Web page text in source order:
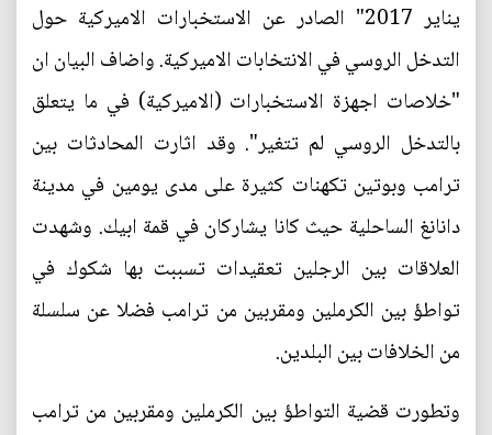
يناير 2017" الصادر عن الاستخبارات الاميركية حول
التدخل الروسي في الانتخابات الاميركية. واضاف البيان ان
"خلاصات اجهزة الاستخبارات (الاميركية) في ما يتعلق
بالتدخل الروسي لم تتغير". وقد اثارت المحادثات بين
ترامب وبوتين تكهنات كثيرة على مدى يومين في مدينة
دانانغ الساحلية حيث كانا يشاركان في قمة ابيك. وشهدت
العلاقات بين الرجلين تعقيدات تسببت بها شكوك في
تواطؤ بين الكرملين ومقربين من ترامب فضلا عن سلسلة
من الخلافات بين البلدين.
وتطورت قضية التواطؤ بين الكرملين ومقربين من ترامب